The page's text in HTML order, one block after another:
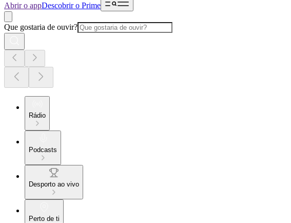
Abrir o appDescobrir o Prime
Que gostaria de ouvir?
Rádio
Podcasts
Desporto ao vivo
Perto de ti